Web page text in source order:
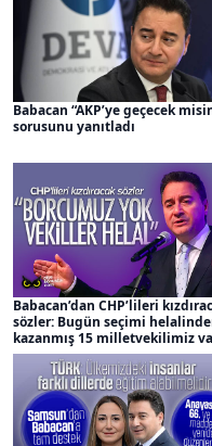
Babacan “AKP’ye geçecek
sorusunu yanıtladı
Babacan’dan CHP’lileri
sözler: Bugün seçimi
kazanmış 15 milletvekilimiz